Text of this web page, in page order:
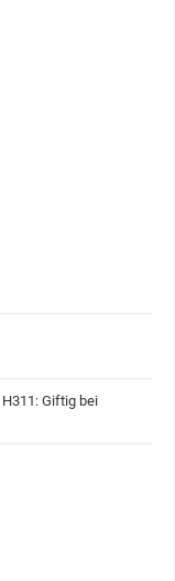
H311: Giftig bei